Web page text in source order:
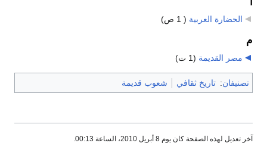
الحضارة العربية ( 1 ص)
م
مصر القديمة (1 ت)
تصنيفان: تاريخ ثقافي شعوب قديمة
آخر تعديل لهذه الصفحة كان يوم 8 أبريل 2010، الساعة 00:13.